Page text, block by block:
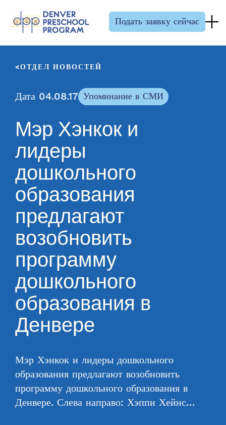
Подать заявку сейчас
ОТДЕЛ НОВОСТЕЙ
Дата 04.08.17 Упоминание в СМИ
Мэр Хэнкок и
лидеры
дошкольного
образования
предлагают
возобновить
программу
дошкольного
образования в
Денвере
Мэр Хэнкок и лидеры дошкольного
образования предлагают возобновить
программу дошкольного образования в
Денвере. Слева направо: Хэппи Хейнс…